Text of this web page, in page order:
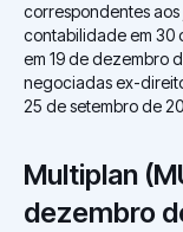
correspondentes aos
contabilidade em 30
em 19 de dezembro
negociadas ex-
25 de setembro de
Multiplan
dezembro